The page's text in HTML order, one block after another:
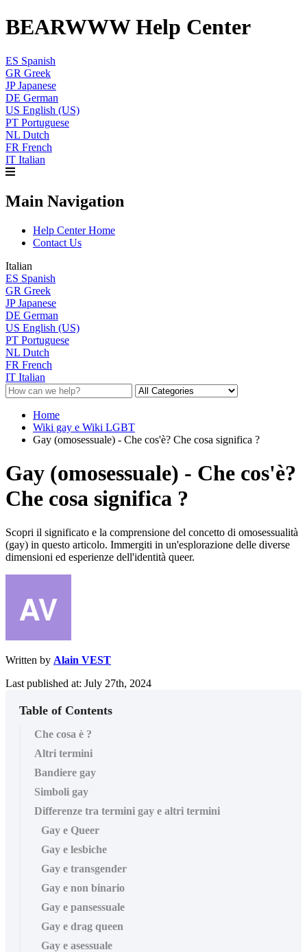
BEARWWW Help Center
ES Spanish
GR Greek
JP Japanese
DE German
US English (US)
PT Portuguese
NL Dutch
FR French
IT Italian
Main Navigation
Help Center Home
Contact Us
Italian
ES Spanish
GR Greek
JP Japanese
DE German
US English (US)
PT Portuguese
NL Dutch
FR French
IT Italian
Home
Wiki gay e Wiki LGBT
Gay (omosessuale) - Che cos'è? Che cosa significa ?
Gay (omosessuale) - Che cos'è?
Che cosa significa ?
Scopri il significato e la comprensione del concetto di omosessualità
(gay) in questo articolo. Immergiti in un'esplorazione delle diverse
dimensioni ed esperienze dell'identità queer.
Written by Alain VEST
Last published at: July 27th, 2024
Table of Contents
Che cosa è ?
Altri termini
Bandiere gay
Simboli gay
Differenze tra termini gay e altri termini
Gay e Queer
Gay e lesbiche
Gay e transgender
Gay e non binario
Gay e pansessuale
Gay e drag queen
Gay e asessuale